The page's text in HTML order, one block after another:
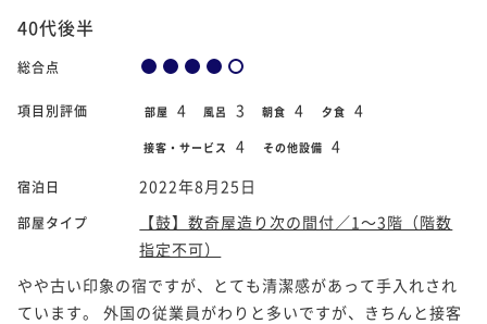
40代後半
総合点
項目別評価 部屋 4 風呂 3 朝食 4 夕食 4
接客・サービス 4 その他設備 4
宿泊日 2022年8月25日
部屋タイプ
【鼓】数奇屋造り次の間付／1～3階（階数
指定不可）
やや古い印象の宿ですが、とても清潔感があって手入れされ
ています。 外国の従業員がわりと多いですが、きちんと接客